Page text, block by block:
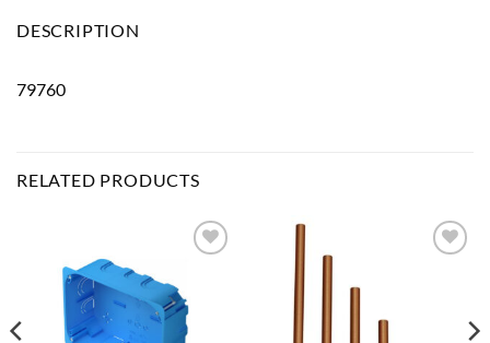
DESCRIPTION
79760
RELATED PRODUCTS
óskalista